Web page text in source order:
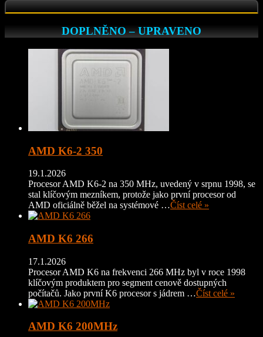
DOPLNĚNO – UPRAVENO
AMD K6-2 350
19.1.2026
Procesor AMD K6-2 na 350 MHz, uvedený v srpnu 1998, se
stal klíčovým mezníkem, protože jako první procesor od
AMD oficiálně běžel na systémové …Číst celé »
AMD K6 266
17.1.2026
Procesor AMD K6 na frekvenci 266 MHz byl v roce 1998
klíčovým produktem pro segment cenově dostupných
počítačů. Jako první K6 procesor s jádrem …Číst celé »
AMD K6 200MHz